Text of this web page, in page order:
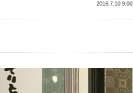
2016.7.10 9:00